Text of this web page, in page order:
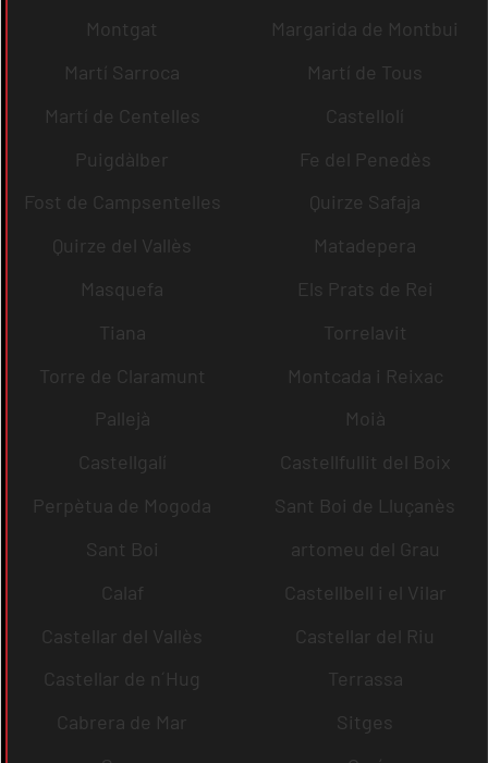
Montgat
Margarida de Montbui
Martí Sarroca
Martí de Tous
Martí de Centelles
Castellolí
Puigdàlber
Fe del Penedès
Fost de Campsentelles
Quirze Safaja
Quirze del Vallès
Matadepera
Masquefa
Els Prats de Rei
Tiana
Torrelavit
Torre de Claramunt
Montcada i Reixac
Pallejà
Moià
Castellgalí
Castellfullit del Boix
Perpètua de Mogoda
Sant Boi de Lluçanès
Sant Boi
artomeu del Grau
Calaf
Castellbell i el Vilar
Castellar del Vallès
Castellar del Riu
Castellar de n´Hug
Terrassa
Cabrera de Mar
Sitges